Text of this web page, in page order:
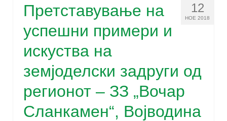
12
НОЕ 2018
Претставување на
успешни примери и
искуства на
земјоделски задруги од
регионот – ЗЗ „Вочар
Сланкамен“, Војводина